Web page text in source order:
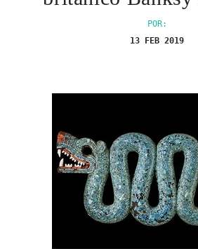
POR:
13 FEB 2019